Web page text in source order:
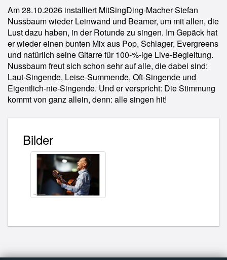
Am 28.10.2026 installiert MitSingDing-Macher Stefan
Nussbaum wieder Leinwand und Beamer, um mit allen, die
Lust dazu haben, in der Rotunde zu singen. Im Gepäck hat
er wieder einen bunten Mix aus Pop, Schlager, Evergreens
und natürlich seine Gitarre für 100-%-ige Live-Begleitung.
Nussbaum freut sich schon sehr auf alle, die dabei sind:
Laut-Singende, Leise-Summende, Oft-Singende und
Eigentlich-nie-Singende. Und er verspricht: Die Stimmung
kommt von ganz allein, denn: alle singen hit!
Bilder